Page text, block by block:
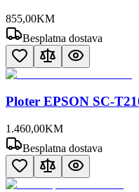
855,00KM
Besplatna dostava
Ploter EPSON SC-
1.460,00KM
Besplatna dostava